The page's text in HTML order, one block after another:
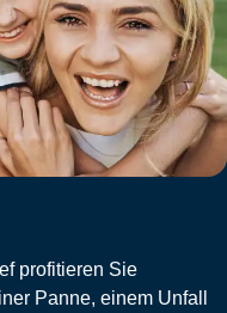
profitieren Sie
Panne, einem Unfall